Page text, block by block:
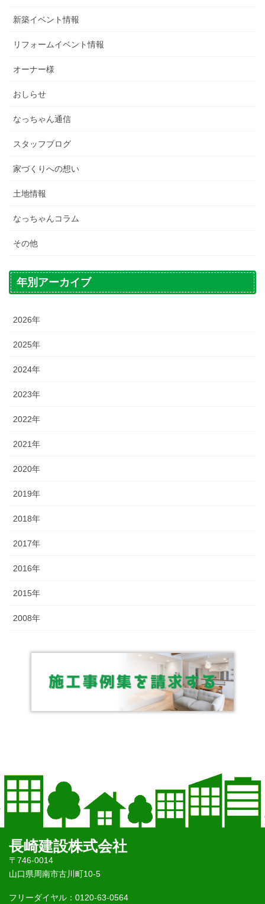
新築イベント情報
リフォームイベント情報
オーナー様
おしらせ
なっちゃん通信
スタッフブログ
家づくりへの想い
土地情報
なっちゃんコラム
その他
年別アーカイブ
2026年
2025年
2024年
2023年
2022年
2021年
2020年
2019年
2018年
2017年
2016年
2015年
2008年
長崎建設株式会社
〒746-0014
山口県周南市古川町10-5
フリーダイヤル：0120-63-0564